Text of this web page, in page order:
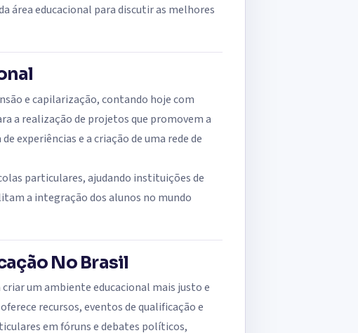
área educacional para discutir as melhores
e capilarização, contando hoje com
a realização de projetos que promovem a
experiências e a criação de uma rede de
particulares, ajudando instituições de
a integração dos alunos no mundo
No Brasil
um ambiente educacional mais justo e
recursos, eventos de qualificação e
em fóruns e debates políticos,